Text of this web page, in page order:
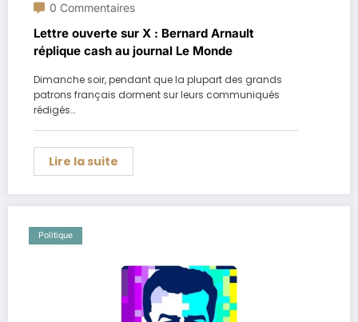
0 Commentaires
Lettre ouverte sur X : Bernard Arnault
réplique cash au journal Le Monde
Dimanche soir, pendant que la plupart des grands
patrons français dorment sur leurs communiqués
rédigés…
Lire la suite
Politique